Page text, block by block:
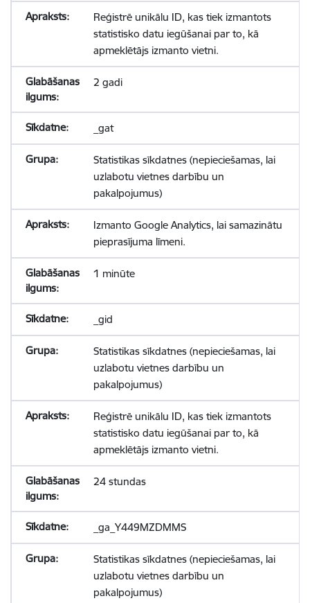
Reģistrē unikālu ID, kas tiek izmantots
statistisko datu iegūšanai par to, kā
apmeklētājs izmanto vietni.
2 gadi
_gat
Statistikas sīkdatnes (nepieciešamas, lai
uzlabotu vietnes darbību un
pakalpojumus)
Izmanto Google Analytics, lai samazinātu
pieprasījuma līmeni.
1 minūte
_gid
Statistikas sīkdatnes (nepieciešamas, lai
uzlabotu vietnes darbību un
pakalpojumus)
Reģistrē unikālu ID, kas tiek izmantots
statistisko datu iegūšanai par to, kā
apmeklētājs izmanto vietni.
24 stundas
_ga_Y449MZDMMS
Statistikas sīkdatnes (nepieciešamas, lai
uzlabotu vietnes darbību un
pakalpojumus)